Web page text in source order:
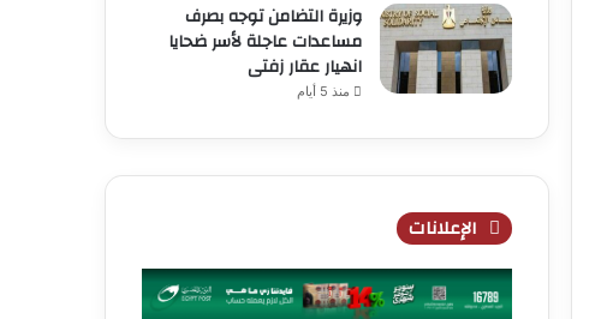
وزيرة التضامن توجه بصرف
مساعدات عاجلة لأسر ضحايا
انهيار عقار زفتى
منذ 5 أيام
الإعلانات